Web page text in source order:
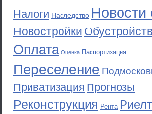
Налоги Наследство Новости
Новостройки
Оплата Оценка Паспортизация
Переселение
Приватизация Прогнозы
Реконструкция Рента